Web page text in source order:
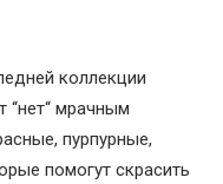
коллекции
“нет“ мрачным
пурпурные,
помогут скрасить